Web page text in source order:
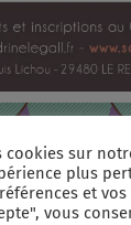
cookies sur
plus
et vos
vous